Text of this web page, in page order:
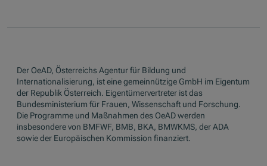
Der OeAD, Österreichs Agentur für Bildung und
Internationalisierung, ist eine gemeinnützige GmbH im Eigentum
der Republik Österreich. Eigentümervertreter ist das
Bundesministerium für Frauen, Wissenschaft und Forschung.
Die Programme und Maßnahmen des OeAD werden
insbesondere von BMFWF, BMB, BKA, BMWKMS, der ADA
sowie der Europäischen Kommission finanziert.